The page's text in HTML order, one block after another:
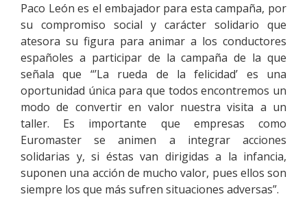
Paco León es el embajador para esta campaña, por
su compromiso social y carácter solidario que
atesora su figura para animar a los conductores
españoles a participar de la campaña de la que
señala que “’La rueda de la felicidad’ es una
oportunidad única para que todos encontremos un
modo de convertir en valor nuestra visita a un
taller. Es importante que empresas como
Euromaster se animen a integrar acciones
solidarias y, si éstas van dirigidas a la infancia,
suponen una acción de mucho valor, pues ellos son
siempre los que más sufren situaciones adversas”.